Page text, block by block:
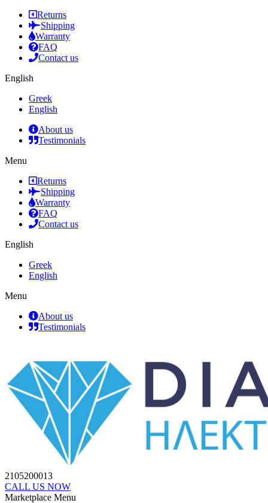
Returns
Shipping
Warranty
FAQ
Contact us
English
Greek
English
About us
Testimonials
Menu
Returns
Shipping
Warranty
FAQ
Contact us
English
Greek
English
Menu
About us
Testimonials
2105200013
CALL US NOW
Marketplace Menu